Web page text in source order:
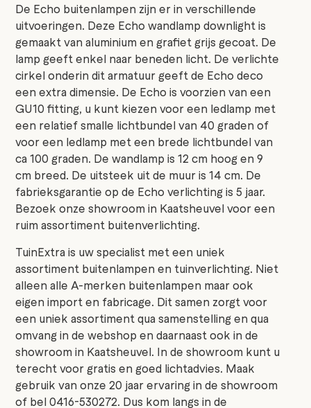
De Echo buitenlampen zijn er in verschillende
uitvoeringen. Deze Echo wandlamp downlight is
gemaakt van aluminium en grafiet grijs gecoat. De
lamp geeft enkel naar beneden licht. De verlichte
cirkel onderin dit armatuur geeft de Echo deco
een extra dimensie. De Echo is voorzien van een
GU10 fitting, u kunt kiezen voor een ledlamp met
een relatief smalle lichtbundel van 40 graden of
voor een ledlamp met een brede lichtbundel van
ca 100 graden. De wandlamp is 12 cm hoog en 9
cm breed. De uitsteek uit de muur is 14 cm. De
fabrieksgarantie op de Echo verlichting is 5 jaar.
Bezoek onze showroom in Kaatsheuvel voor een
ruim assortiment buitenverlichting.
TuinExtra is uw specialist met een uniek
assortiment buitenlampen en tuinverlichting. Niet
alleen alle A-merken buitenlampen maar ook
eigen import en fabricage. Dit samen zorgt voor
een uniek assortiment qua samenstelling en qua
omvang in de webshop en daarnaast ook in de
showroom in Kaatsheuvel. In de showroom kunt u
terecht voor gratis en goed lichtadvies. Maak
gebruik van onze 20 jaar ervaring in de showroom
of bel 0416-530272. Dus kom langs in de